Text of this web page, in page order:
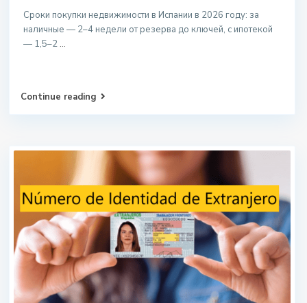
Сроки покупки недвижимости в Испании в 2026 году: за
наличные — 2–4 недели от резерва до ключей, с ипотекой
— 1,5–2 ...
Continue reading